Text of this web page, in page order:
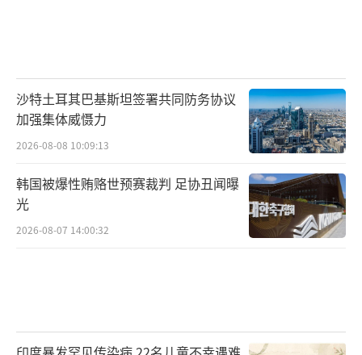
沙特土耳其巴基斯坦签署共同防务协议
加强集体威慑力
2026-08-08 10:09:13
韩国被爆性贿赂世预赛裁判 足协丑闻曝
光
2026-08-07 14:00:32